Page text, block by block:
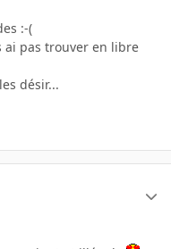
:-(
ai pas trouver en libre
désir...